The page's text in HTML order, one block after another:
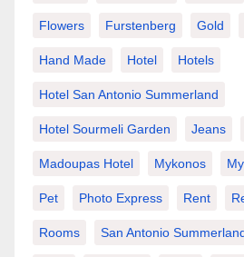
Flowers Furstenberg Gold
Hand Made Hotel Hotels
Hotel San Antonio Summerland
Hotel Sourmeli Garden Jeans
Madoupas Hotel Mykonos
Pet Photo Express Rent
Rooms San Antonio